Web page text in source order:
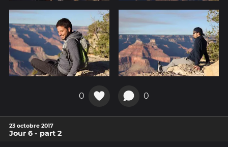
0 0
23 octobre 2017
Jour 6 - part 2